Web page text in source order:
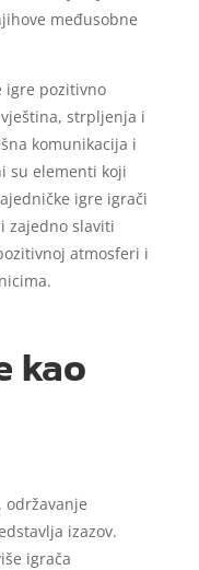
međusobne
igre pozitivno
strpljenja i
komunikacija i
su elementi koji
igre igrači
zajedno slaviti
atmosferi i
kao
održavanje
izazov.
igrača